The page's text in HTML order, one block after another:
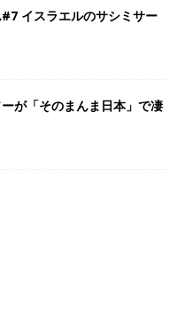
イスラエルのサシミサー
が「そのまんま日本」で凄